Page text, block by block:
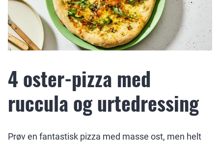
4 oster-pizza med
ruccula og urtedressing
Prøv en fantastisk pizza med masse ost, men helt